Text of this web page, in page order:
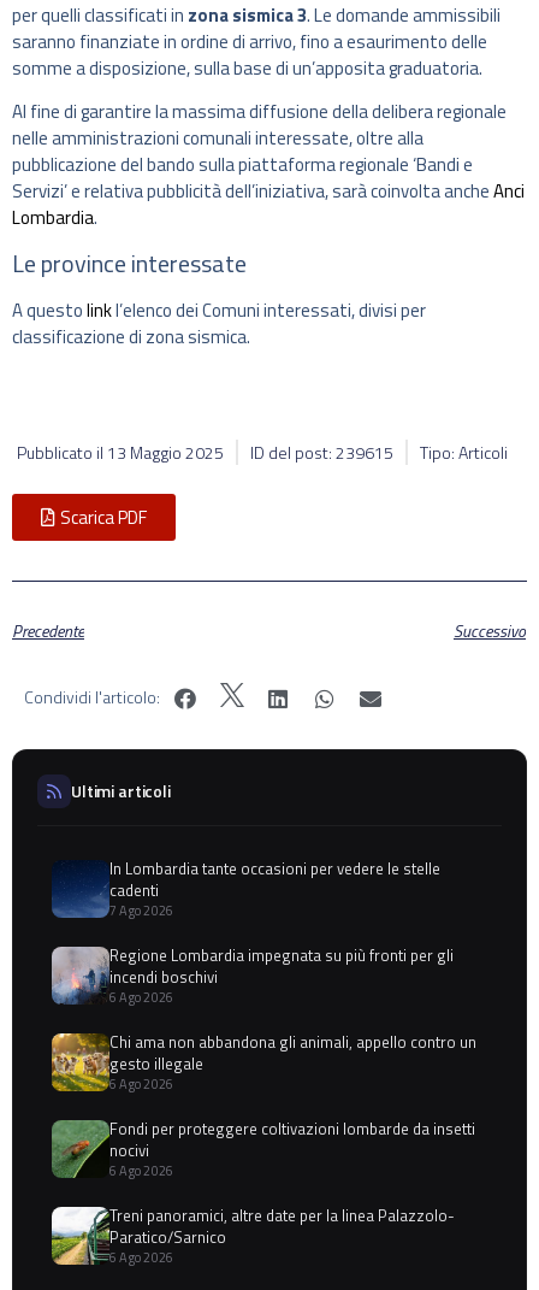
per quelli classificati in zona sismica 3. Le domande ammissibili
saranno finanziate in ordine di arrivo, fino a esaurimento delle
somme a disposizione, sulla base di un’apposita graduatoria.
Al fine di garantire la massima diffusione della delibera regionale
nelle amministrazioni comunali interessate, oltre alla
pubblicazione del bando sulla piattaforma regionale ‘Bandi e
Servizi’ e relativa pubblicità dell’iniziativa, sarà coinvolta ancheAnci
Lombardia.
Le province interessate
A questolinkl’elenco dei Comuni interessati, divisi per
classificazione di zona sismica.
Pubblicato il 13 Maggio 2025 ID del post: 239615 Tipo: Articoli
Scarica PDF
Precedente Successivo
Condividi l'articolo:
Ultimi articoli
In Lombardia tante occasioni per vedere le stelle
cadenti
7 Ago 2026
Regione Lombardia impegnata su più fronti per gli
incendi boschivi
6 Ago 2026
Chi ama non abbandona gli animali, appello contro un
gesto illegale
6 Ago 2026
Fondi per proteggere coltivazioni lombarde da insetti
nocivi
6 Ago 2026
Treni panoramici, altre date per la linea Palazzolo-
Paratico/Sarnico
6 Ago 2026